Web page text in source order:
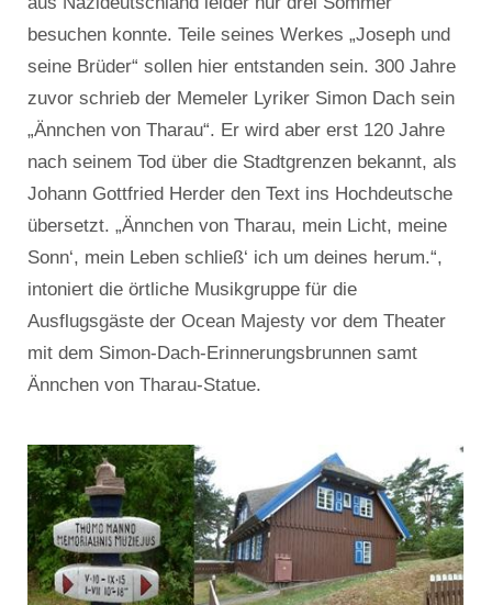
besuchen konnte. Teile seines Werkes „Joseph und
seine Brüder“ sollen hier entstanden sein. 300 Jahre
zuvor schrieb der Memeler Lyriker Simon Dach sein
„Ännchen von Tharau“. Er wird aber erst 120 Jahre
nach seinem Tod über die Stadtgrenzen bekannt, als
Johann Gottfried Herder den Text ins Hochdeutsche
übersetzt. „Ännchen von Tharau, mein Licht, meine
Sonn‘, mein Leben schließ‘ ich um deines herum.“,
intoniert die örtliche Musikgruppe für die
Ausflugsgäste der Ocean Majesty vor dem Theater
mit dem Simon-Dach-Erinnerungsbrunnen samt
Ännchen von Tharau-Statue.